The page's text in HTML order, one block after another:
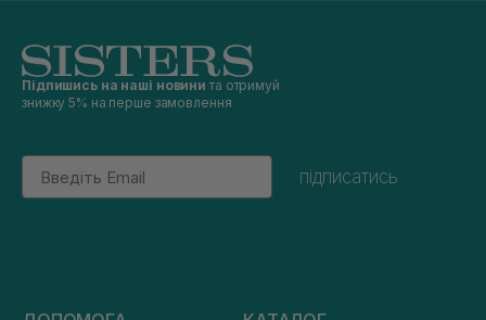
Підпишись на наші новини та отримуй
знижку 5% на перше замовлення
Email
підписатись